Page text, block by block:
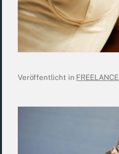
Veröffentlicht in FREELANCE